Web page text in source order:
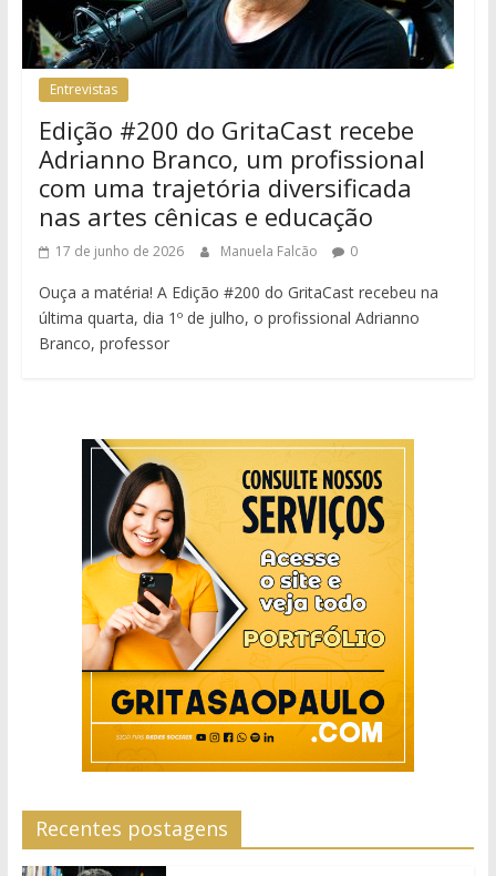
Entrevistas
Edição #200 do GritaCast recebe
Adrianno Branco, um profissional
com uma trajetória diversificada
nas artes cênicas e educação
17 de junho de 2026 Manuela Falcão 0
Ouça a matéria! A Edição #200 do GritaCast recebeu na
última quarta, dia 1º de julho, o profissional Adrianno
Branco, professor
Recentes postagens